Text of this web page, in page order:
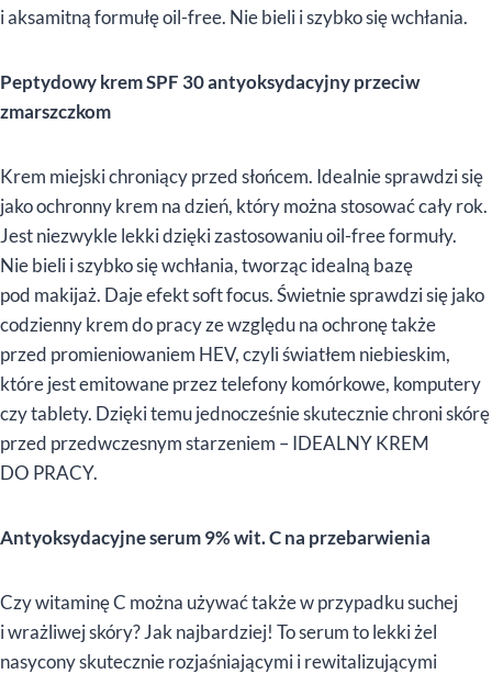
i aksamitną formułę oil-free. Nie bieli i szybko się wchłania.
Peptydowy krem SPF 30 antyoksydacyjny przeciw
zmarszczkom
Krem miejski chroniący przed słońcem. Idealnie sprawdzi się
jako ochronny krem na dzień, który można stosować cały rok.
Jest niezwykle lekki dzięki zastosowaniu oil-free formuły.
Nie bieli i szybko się wchłania, tworząc idealną bazę
pod makijaż. Daje efekt soft focus. Świetnie sprawdzi się jako
codzienny krem do pracy ze względu na ochronę także
przed promieniowaniem HEV, czyli światłem niebieskim,
które jest emitowane przez telefony komórkowe, komputery
czy tablety. Dzięki temu jednocześnie skutecznie chroni skórę
przed przedwczesnym starzeniem – IDEALNY KREM
DO PRACY.
Antyoksydacyjne serum 9% wit. C na przebarwienia
Czy witaminę C można używać także w przypadku suchej
i wrażliwej skóry? Jak najbardziej! To serum to lekki żel
nasycony skutecznie rozjaśniającymi i rewitalizującymi